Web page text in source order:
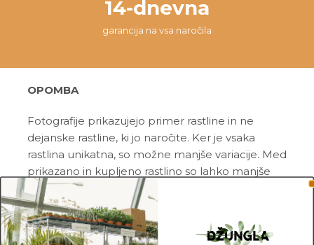
14-dnevna
garancija na vsa naročila
OPOMBA
Fotografije prikazujejo primer rastline in ne
dejanske rastline, ki jo naročite. Ker je vsaka
rastlina unikatna, so možne manjše variacije. Med
prikazano in kupljeno rastlino so lahko manjše
razlike v velikosti, variegaciji, številu listov, vej,
cvetov, itd …
Pred pošiljanjem vse rastline skrbno